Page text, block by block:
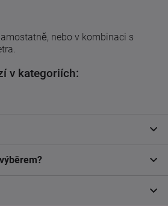
nebo v kombinaci s
v kategoriích: